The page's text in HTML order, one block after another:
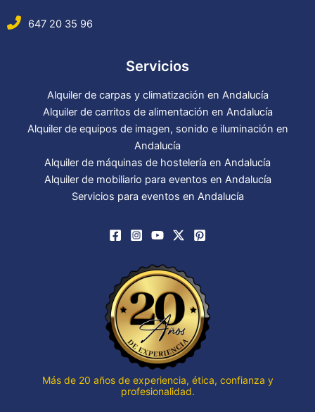
647 20 35 96
Servicios
Alquiler de carpas y climatización en Andalucía
Alquiler de carritos de alimentación en Andalucía
Alquiler de equipos de imagen, sonido e iluminación en
Andalucía
Alquiler de máquinas de hostelería en Andalucía
Alquiler de mobiliario para eventos en Andalucía
Servicios para eventos en Andalucía
Más de 20 años de experiencia, ética, confianza y
profesionalidad.